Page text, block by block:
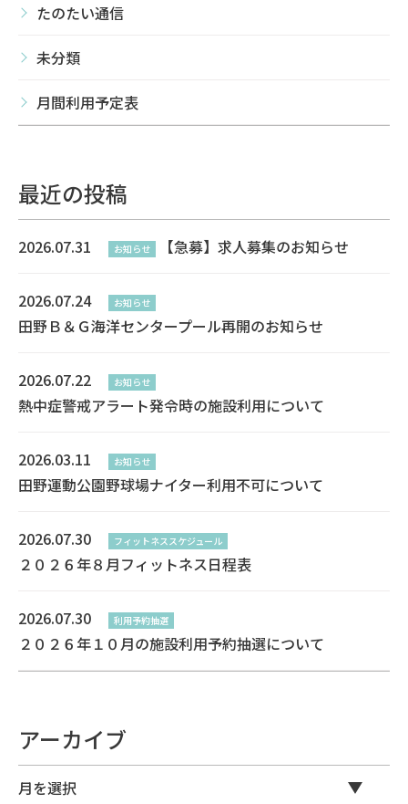
たのたい通信
未分類
月間利用予定表
最近の投稿
2026.07.31 お知らせ 【急募】求人募集のお知らせ
2026.07.24 お知らせ
田野Ｂ＆Ｇ海洋センタープール再開のお知らせ
2026.07.22 お知らせ
熱中症警戒アラート発令時の施設利用について
2026.03.11 お知らせ
田野運動公園野球場ナイター利用不可について
2026.07.30 フィットネススケジュール
２０２６年８月フィットネス日程表
2026.07.30 利用予約抽選
２０２６年１０月の施設利用予約抽選について
アーカイブ